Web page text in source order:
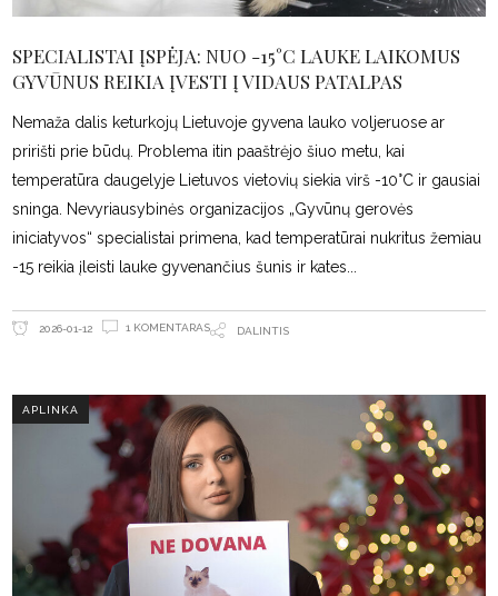
SPECIALISTAI ĮSPĖJA: NUO -15°C LAUKE LAIKOMUS
GYVŪNUS REIKIA ĮVESTI Į VIDAUS PATALPAS
Nemaža dalis keturkojų Lietuvoje gyvena lauko voljeruose ar
pririšti prie būdų. Problema itin paaštrėjo šiuo metu, kai
temperatūra daugelyje Lietuvos vietovių siekia virš -10°C ir gausiai
sninga. Nevyriausybinės organizacijos „Gyvūnų gerovės
iniciatyvos“ specialistai primena, kad temperatūrai nukritus žemiau
-15 reikia įleisti lauke gyvenančius šunis ir kates
2026-01-12 1 KOMENTARAS DALINTIS
APLINKA